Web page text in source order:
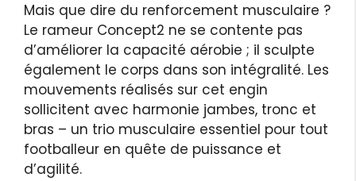
Mais que dire du renforcement musculaire ?
Le rameur Concept2 ne se contente pas
d’améliorer la capacité aérobie ; il sculpte
également le corps dans son intégralité. Les
mouvements réalisés sur cet engin
sollicitent avec harmonie jambes, tronc et
bras – un trio musculaire essentiel pour tout
footballeur en quête de puissance et
d’agilité.